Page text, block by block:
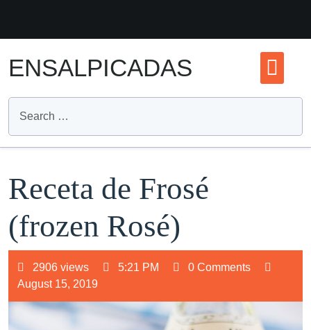
content
ENSALPICADAS
Receta de Frosé
(frozen Rosé)
2906 views 5:21 PM
0 Comments
August 15, 2019